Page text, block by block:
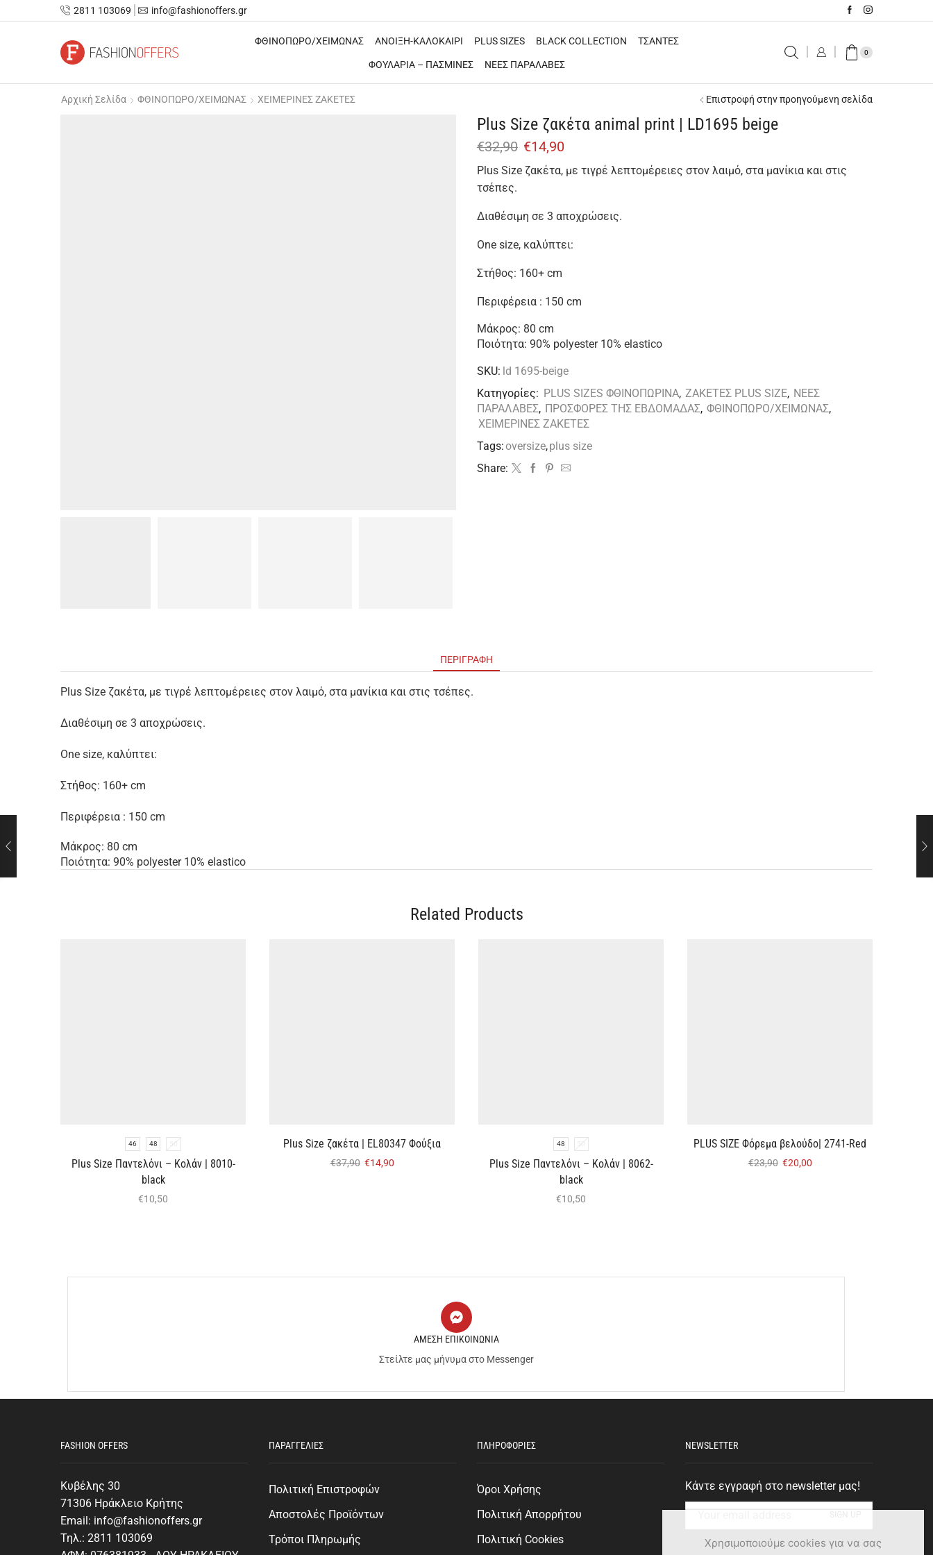
2811 103069 info@fashionoffers.gr
ΦΘΙΝΟΠΩΡΟ/ΧΕΙΜΩΝΑΣ ΑΝΟΙΞΗ-ΚΑΛΟΚΑΙΡΙ PLUS SIZES BLACK COLLECTION ΤΣΑΝΤΕΣ
ΦΟΥΛΑΡΙΑ – ΠΑΣΜΙΝΕΣ ΝΕΕΣ ΠΑΡΑΛΑΒΕΣ
0
Αρχική Σελίδα ΦΘΙΝΟΠΩΡΟ/ΧΕΙΜΩΝΑΣ ΧΕΙΜΕΡΙΝΕΣ ΖΑΚΕΤΕΣ Επιστροφή στην προηγούμενη σελίδα
Plus Size ζακέτα animal print | LD1695 beige
€32,90 €14,90
Plus Size ζακέτα, με τιγρέ λεπτομέρειες στον λαιμό, στα μανίκια και στις
τσέπες.
Διαθέσιμη σε 3 αποχρώσεις.
One size, καλύπτει:
Στήθος: 160+ cm
Περιφέρεια : 150 cm
Μάκρος: 80 cm
Ποιότητα: 90% polyester 10% elastico
SKU: ld 1695-beige
Κατηγορίες: PLUS SIZES ΦΘΙΝΟΠΩΡΙΝΑ, ΖΑΚΕΤΕΣ PLUS SIZE, ΝΕΕΣ
ΠΑΡΑΛΑΒΕΣ, ΠΡΟΣΦΟΡΕΣ ΤΗΣ ΕΒΔΟΜΑΔΑΣ, ΦΘΙΝΟΠΩΡΟ/ΧΕΙΜΩΝΑΣ,
ΧΕΙΜΕΡΙΝΕΣ ΖΑΚΕΤΕΣ
Tags:oversize,plus size
Share:
ΠΕΡΙΓΡΑΦΉ
Plus Size ζακέτα, με τιγρέ λεπτομέρειες στον λαιμό, στα μανίκια και στις τσέπες.
Διαθέσιμη σε 3 αποχρώσεις.
One size, καλύπτει:
Στήθος: 160+ cm
Περιφέρεια : 150 cm
Μάκρος: 80 cm
Ποιότητα: 90% polyester 10% elastico
Related Products
46 48 50
Plus Size Παντελόνι – Κολάν | 8010-
black
€10,50
Plus Size ζακέτα | EL80347 Φούξια
€37,90 €14,90
48 50
Plus Size Παντελόνι – Κολάν | 8062-
black
€10,50
PLUS SIZE Φόρεμα βελούδο| 2741-Red
€23,90 €20,00
ΑΜΕΣΗ ΕΠΙΚΟΙΝΩΝΙΑ
Στείλτε μας μήνυμα στο Messenger
FASHION OFFERS
Κυβέλης 30
71306 Ηράκλειο Κρήτης
Email: info@fashionoffers.gr
Τηλ.: 2811 103069
ΠΑΡΑΓΓΕΛΙΕΣ
Πολιτική Επιστροφών
Αποστολές Προϊόντων
Τρόποι Πληρωμής
ΠΛΗΡΟΦΟΡΙΕΣ
Όροι Χρήσης
Πολιτική Απορρήτου
Πολιτική Cookies
NEWSLETTER
Κάντε εγγραφή στο newsletter μας!
Χρησιμοποιούμε cookies για να σας